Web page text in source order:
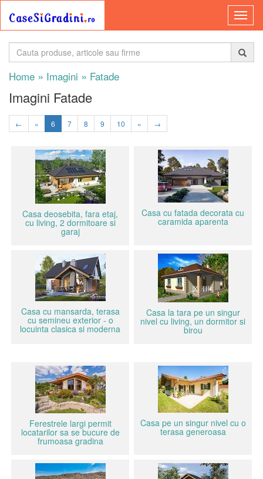
Home » Imagini » Fatade
Imagini Fatade
← « 6 7 8 9 10 » →
Casa deosebita, fara etaj,
cu living, 2 dormitoare si
garaj
Casa cu fatada decorata cu
caramida aparenta
Casa cu mansarda, terasa
cu semineu exterior - o
locuinta clasica si moderna
Casa la tara pe un singur
nivel cu living, un dormitor si
birou
Ferestrele largi permit
locatarilor sa se bucure de
frumoasa gradina
Casa pe un singur nivel cu o
terasa generoasa